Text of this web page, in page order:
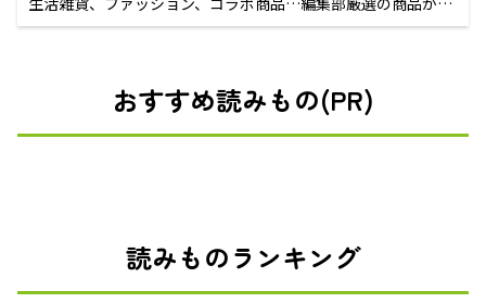
えるECサイト
おすすめ読みもの(PR)
読みものランキング